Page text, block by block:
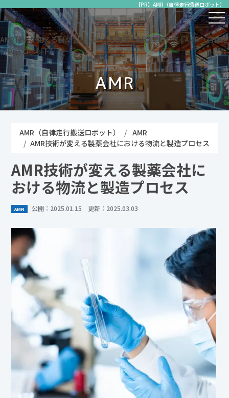
【PR】AMR（自律走行搬送ロボット）
AMR技術が変える製薬会社における物流と製造プロセス | AMR（自律走
行搬送ロボット）
AMR
AMR（自律走行搬送ロボット）
AMR
AMR技術が変える製薬会社における物流と製造プロセス
AMR技術が変える製薬会社に
おける物流と製造プロセス
AMR 公開：2025.01.15 更新：2025.03.03